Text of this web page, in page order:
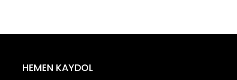
HEMEN KAYDOL